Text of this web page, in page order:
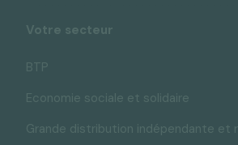
Votre secteur
BTP
Economie sociale et solidaire
Grande distribution indépendante et